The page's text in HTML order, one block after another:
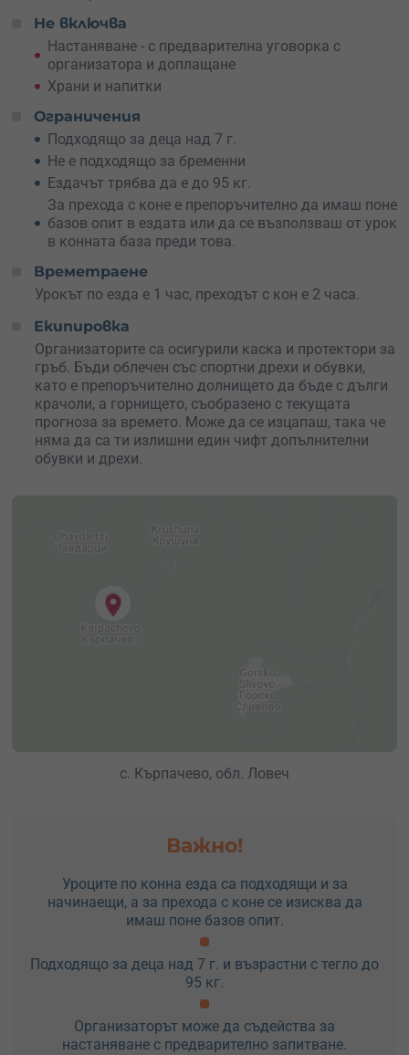
Кърпачево.
Тук е необходимо да имате поне начален опит с конете
и язденето, за да се чувствате комфортно.
Независимо на кой вид ваучер ще се спреш, ще
получиш несравнимо удоволствие, придобиване на
опит и умения в конната езда.
Не включва
Настаняване - с предварителна уговорка с
организатора и доплащане
Храни и напитки
Ограничения
Подходящо за деца над 7 г.
Не е подходящо за бременни
Ездачът трябва да е до 95 кг.
За прехода с коне е препоръчително да имаш поне
базов опит в ездата или да се възползваш от урок
в конната база преди това.
Времетраене
Урокът по езда е 1 час, преходът с кон е 2 часа.
Екипировка
Организаторите са осигурили каска и протектори за
гръб. Бъди облечен със спортни дрехи и обувки,
като е препоръчително долнището да бъде с дълги
крачоли, а горнището, съобразено с текущата
прогноза за времето. Може да се изцапаш, така че
няма да са ти излишни един чифт допълнителни
обувки и дрехи.
с. Кърпачево, обл. Ловеч
Важно!
Уроците по конна езда са подходящи и за
начинаещи, а за прехода с коне се изисква да
имаш поне базов опит.
Подходящо за деца над 7 г. и възрастни с тегло до
95 кг.
Организаторът може да съдейства за
настаняване с предварително запитване.